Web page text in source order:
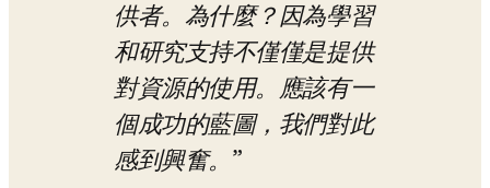
供者。為什麼？因為學習
和研究支持不僅僅是提供
對資源的使用。應該有一
個成功的藍圖，我們對此
感到興奮。